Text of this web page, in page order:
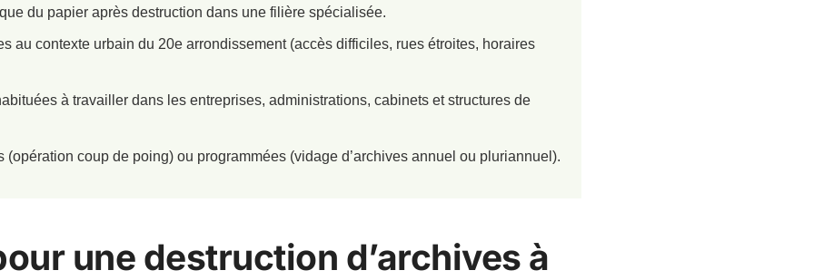
du papier après destruction dans une filière spécialisée.
au contexte urbain du 20e arrondissement (accès difficiles, rues étroites, horaires
à travailler dans les entreprises, administrations, cabinets et structures de
(opération coup de poing) ou programmées (vidage d’archives annuel ou pluriannuel).
une destruction d’archives à